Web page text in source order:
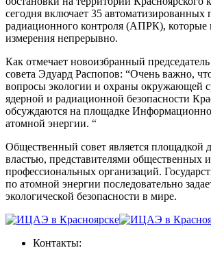
сегодня включает 35 автоматизированных
радиационного контроля (АПРК), которые
измерения непрерывно.
Как отмечает новоизбранный
совета Эдуард Распопов: “Очень важно,
вопросы экологии и охраны окружающей
ядерной и радиационной безопасности
обсуждаются на площадке
атомной энергии. “
Общественный совет является площадкой
властью, представителями общественных и
профессиональных организаций.
по атомной энергии последовательно
экологической безопасности в мире.
Контакты: